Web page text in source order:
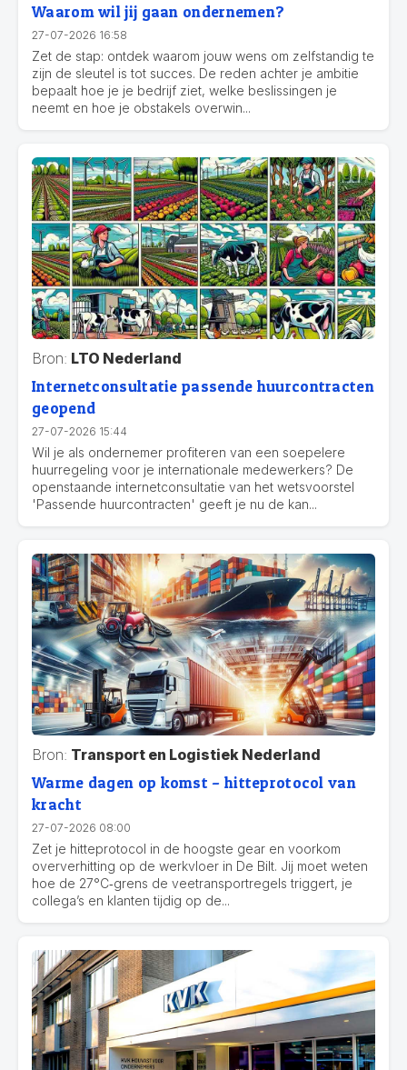
Waarom wil jij gaan ondernemen?
27-07-2026 16:58
Zet de stap: ontdek waarom jouw wens om zelfstandig te
zijn de sleutel is tot succes. De reden achter je ambitie
bepaalt hoe je je bedrijf ziet, welke beslissingen je
neemt en hoe je obstakels overwin...
Bron: LTO Nederland
Internetconsultatie passende huurcontracten
geopend
27-07-2026 15:44
Wil je als ondernemer profiteren van een soepelere
huurregeling voor je internationale medewerkers? De
openstaande internetconsultatie van het wetsvoorstel
'Passende huurcontracten' geeft je nu de kan...
Bron: Transport en Logistiek Nederland
Warme dagen op komst – hitteprotocol van
kracht
27-07-2026 08:00
Zet je hitteprotocol in de hoogste gear en voorkom
oververhitting op de werkvloer in De Bilt. Jij moet weten
hoe de 27°C‑grens de veetransportregels triggert, je
collega’s en klanten tijdig op de...